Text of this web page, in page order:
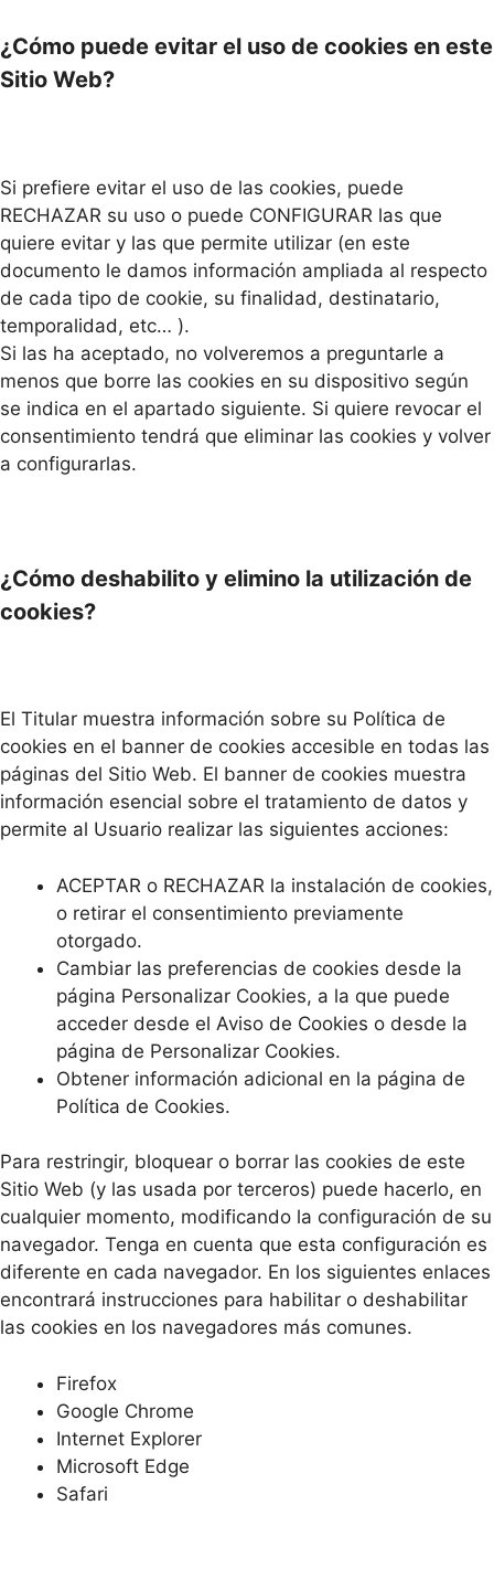
¿Cómo puede evitar el uso de cookies en este
Sitio Web?
Si prefiere evitar el uso de las cookies, puede
RECHAZAR su uso o puede CONFIGURAR las que
quiere evitar y las que permite utilizar (en este
documento le damos información ampliada al respecto
de cada tipo de cookie, su finalidad, destinatario,
temporalidad, etc… ).
Si las ha aceptado, no volveremos a preguntarle a
menos que borre las cookies en su dispositivo según
se indica en el apartado siguiente. Si quiere revocar el
consentimiento tendrá que eliminar las cookies y volver
a configurarlas.
¿Cómo deshabilito y elimino la utilización de
cookies?
El Titular muestra información sobre su Política de
cookies en el banner de cookies accesible en todas las
páginas del Sitio Web. El banner de cookies muestra
información esencial sobre el tratamiento de datos y
permite al Usuario realizar las siguientes acciones:
ACEPTAR o RECHAZAR la instalación de cookies,
o retirar el consentimiento previamente
otorgado.
Cambiar las preferencias de cookies desde la
página Personalizar Cookies, a la que puede
acceder desde el Aviso de Cookies o desde la
página de Personalizar Cookies.
Obtener información adicional en la página de
Política de Cookies.
Para restringir, bloquear o borrar las cookies de este
Sitio Web (y las usada por terceros) puede hacerlo, en
cualquier momento, modificando la configuración de su
navegador. Tenga en cuenta que esta configuración es
diferente en cada navegador. En los siguientes enlaces
encontrará instrucciones para habilitar o deshabilitar
las cookies en los navegadores más comunes.
Firefox
Google Chrome
Internet Explorer
Microsoft Edge
Safari